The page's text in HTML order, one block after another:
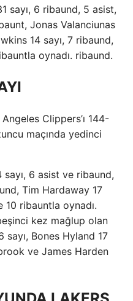
sayı, 6 ribaund, 5 asist,
Jonas Valanciunas
14 sayı, 7 ribaund,
oynadı. ribaund.
Clippers’ı 144-
maçında yedinci
6 asist ve ribaund,
Tim Hardaway 17
10 ribauntla oynadı.
kez mağlup olan
sayı, Bones Hyland 17
ve James Harden